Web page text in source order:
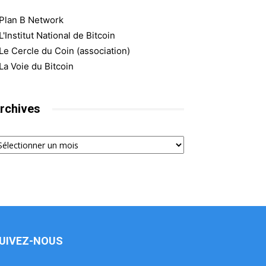
Plan B Network
L'Institut National de Bitcoin
Le Cercle du Coin (association)
La Voie du Bitcoin
NOUS